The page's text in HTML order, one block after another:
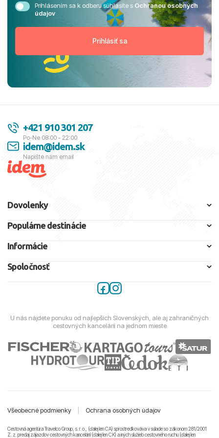
Prihlásením sa k odberu súhlasíte sOchranou osobných
údajov
+421 910 301 207
Po-Ne 08:00 - 22:00
idem@idem.sk
Napíšte nám email
Dovolenky
Populárne destinácie
Informácie
Spoločnosť
U nás nájdete ponuku od najlepších Slovenských, ale aj zahraničných
cestovných kancelárií na jednom mieste
Všeobecné podmienky Ochrana osobných údajov
Cestovná agentúra Travelco Group, s. r. o., (ďalej len CA) sprostredkováva v súlade so zákonom 281/2001
Z. z. predaj zájazdov cestovných kancelárii (ďalej len CK) a iných služieb cestovného ruchu (ďalej len